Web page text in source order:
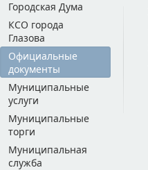
Городская Дума
КСО города
Глазова
Официальные
документы
Муниципальные
услуги
Муниципальные
торги
Муниципальная
служба